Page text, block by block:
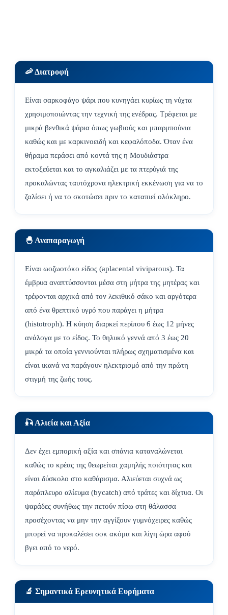
🦐 Διατροφή
Είναι σαρκοφάγο ψάρι που κυνηγάει κυρίως τη νύχτα
χρησιμοποιώντας την τεχνική της ενέδρας. Τρέφεται με
μικρά βενθικά ψάρια όπως γωβιούς και μπαρμπούνια
καθώς και με καρκινοειδή και κεφαλόποδα. Όταν ένα
θήραμα περάσει από κοντά της η Μουδιάστρα
εκτοξεύεται και το αγκαλιάζει με τα πτερύγιά της
προκαλώντας ταυτόχρονα ηλεκτρική εκκένωση για να το
ζαλίσει ή να το σκοτώσει πριν το καταπιεί ολόκληρο.
🐣 Αναπαραγωγή
Είναι ωοζωοτόκο είδος (aplacental viviparous). Τα
έμβρυα αναπτύσσονται μέσα στη μήτρα της μητέρας και
τρέφονται αρχικά από τον λεκιθικό σάκο και αργότερα
από ένα θρεπτικό υγρό που παράγει η μήτρα
(histotroph). Η κύηση διαρκεί περίπου 6 έως 12 μήνες
ανάλογα με το είδος. Το θηλυκό γεννά από 3 έως 20
μικρά τα οποία γεννιούνται πλήρως σχηματισμένα και
είναι ικανά να παράγουν ηλεκτρισμό από την πρώτη
στιγμή της ζωής τους.
🎣 Αλιεία και Αξία
Δεν έχει εμπορική αξία και σπάνια καταναλώνεται
καθώς το κρέας της θεωρείται χαμηλής ποιότητας και
είναι δύσκολο στο καθάρισμα. Αλιεύεται συχνά ως
παράπλευρο αλίευμα (bycatch) από τράτες και δίχτυα. Οι
ψαράδες συνήθως την πετούν πίσω στη θάλασσα
προσέχοντας να μην την αγγίξουν γυμνόχειρες καθώς
μπορεί να προκαλέσει σοκ ακόμα και λίγη ώρα αφού
βγει από το νερό.
🔬 Σημαντικά Ερευνητικά Ευρήματα